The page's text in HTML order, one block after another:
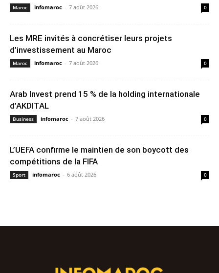
Maroc infomaroc - 7 août 2026 0
Les MRE invités à concrétiser leurs projets
d’investissement au Maroc
Maroc infomaroc - 7 août 2026 0
Arab Invest prend 15 % de la holding internationale
d’AKDITAL
Business infomaroc - 7 août 2026 0
L’UEFA confirme le maintien de son boycott des
compétitions de la FIFA
Sport infomaroc - 6 août 2026 0